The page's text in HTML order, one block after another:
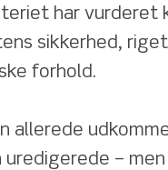
har vurderet
sikkerhed,
forhold.
allerede
uredigerede –